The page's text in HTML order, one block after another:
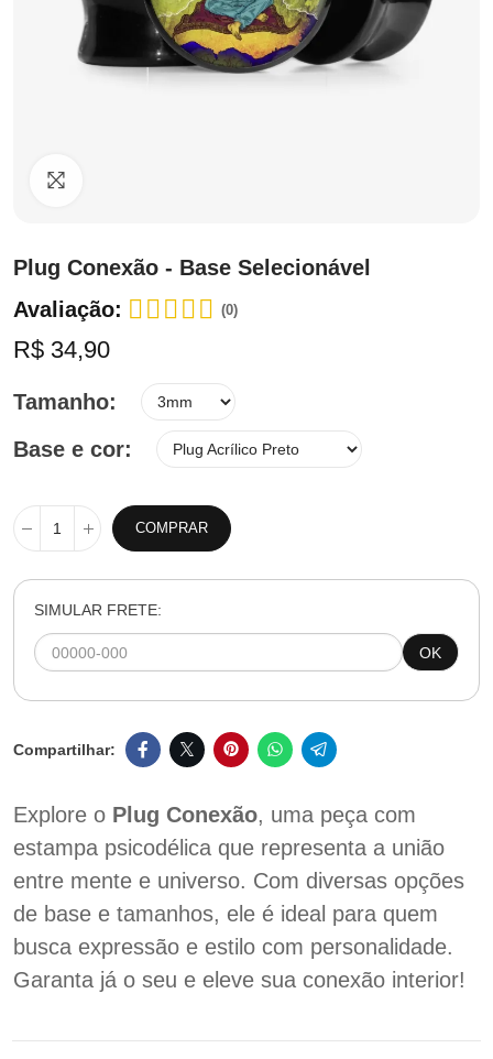
Plug Conexão - Base Selecionável
Avaliação:
(0)
R$ 34,90
Tamanho
Base e cor
COMPRAR
SIMULAR FRETE:
OK
Explore o Plug Conexão, uma peça com
estampa psicodélica que representa a união
entre mente e universo. Com diversas opções
de base e tamanhos, ele é ideal para quem
busca expressão e estilo com personalidade.
Garanta já o seu e eleve sua conexão interior!